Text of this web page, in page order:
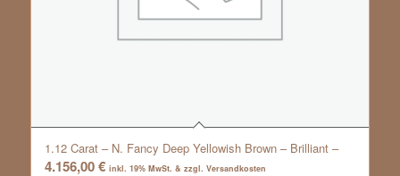
1.12 Carat – N. Fancy Deep Yellowish Brown – Brilliant –
4.156,00€ inkl. 19% MwSt. & zzgl. Versandkosten